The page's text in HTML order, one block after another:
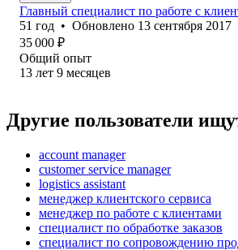
Главный специалист по работе с
51 год • Обновлено 13 сентября 2017
35 000 ₽
Общий опыт
13 лет 9 месяцев
Другие пользователи
account manager
customer service manager
logistics assistant
менеджер клиентского сервиса
менеджер по работе с клиентами
специалист по обработке заказов
специалист по сопровождению